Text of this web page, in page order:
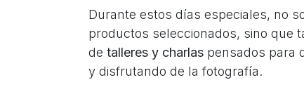
Durante estos días especiales, no
productos seleccionados, sino que
de talleres y charlas pensados para
y disfrutando de la fotografía.